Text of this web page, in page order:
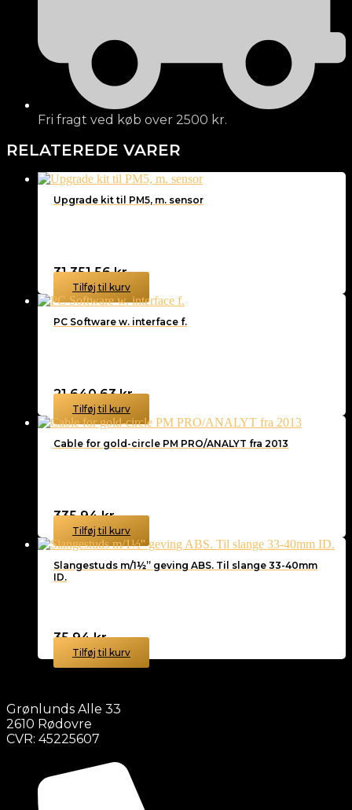
Fri fragt ved køb over 2500 kr.
RELATEREDE VARER
Upgrade kit til PM5, m. sensor
31.351,56kr.
Tilføj til kurv
PC Software w. interface f.
21.640,63kr.
Tilføj til kurv
Cable for gold-circle PM PRO/ANALYT fra 2013
335,94kr.
Tilføj til kurv
Slangestuds m/1½” geving ABS. Til slange 33-40mm
ID.
35,94kr.
Tilføj til kurv
Grønlunds Alle 33
2610 Rødovre
CVR: 45225607